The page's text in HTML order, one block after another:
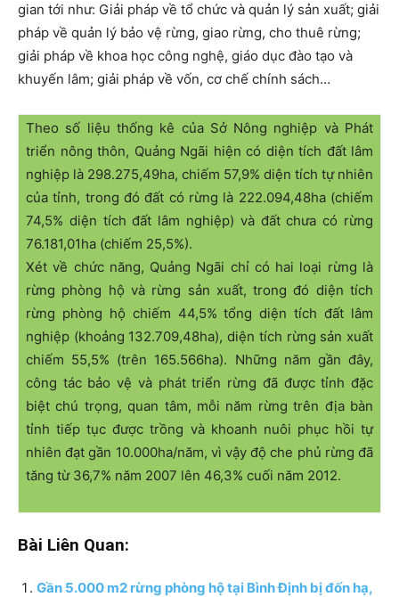
gian tới như: Giải pháp về tổ chức và quản lý sản xuất; giải
pháp về quản lý bảo vệ rừng, giao rừng, cho thuê rừng;
giải pháp về khoa học công nghệ, giáo dục đào tạo và
khuyến lâm; giải pháp về vốn, cơ chế chính sách…
Theo số liệu thống kê của Sở Nông nghiệp và Phát
triển nông thôn, Quảng Ngãi hiện có diện tích đất lâm
nghiệp là 298.275,49ha, chiếm 57,9% diện tích tự nhiên
của tỉnh, trong đó đất có rừng là 222.094,48ha (chiếm
74,5% diện tích đất lâm nghiệp) và đất chưa có rừng
76.181,01ha (chiếm 25,5%).
Xét về chức năng, Quảng Ngãi chỉ có hai loại rừng là
rừng phòng hộ và rừng sản xuất, trong đó diện tích
rừng phòng hộ chiếm 44,5% tổng diện tích đất lâm
nghiệp (khoảng 132.709,48ha), diện tích rừng sản xuất
chiếm 55,5% (trên 165.566ha). Những năm gần đây,
công tác bảo vệ và phát triển rừng đã được tỉnh đặc
biệt chú trọng, quan tâm, mỗi năm rừng trên địa bàn
tỉnh tiếp tục được trồng và khoanh nuôi phục hồi tự
nhiên đạt gần 10.000ha/năm, vì vậy độ che phủ rừng đã
tăng từ 36,7% năm 2007 lên 46,3% cuối năm 2012.
Bài Liên Quan:
Gần 5.000 m2 rừng phòng hộ tại Bình Định bị đốn hạ,